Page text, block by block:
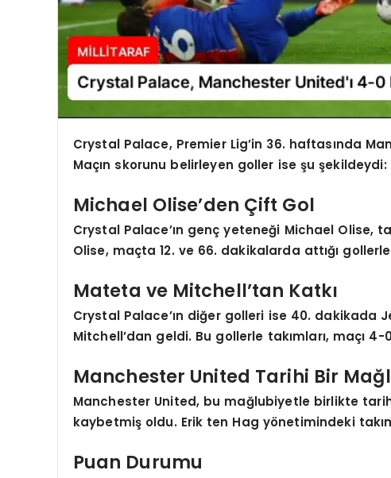
Crystal Palace, Premier Lig’in 36. haftasında
Maçın skorunu belirleyen goller ise şu şekildeydi:
Michael Olise’den Çift Gol
Crystal Palace’ın genç yeteneği Michael Olise,
Olise, maçta 12. ve 66. dakikalarda attığı
Mateta ve Mitchell’tan Katkı
Crystal Palace’ın diğer golleri ise 40.
Mitchell’dan geldi. Bu gollerle takımları, maçı
Manchester United Tarihi Bir
Manchester United, bu mağlubiyetle birlikte
kaybetmiş oldu. Erik ten Hag yönetimindeki
Puan Durumu